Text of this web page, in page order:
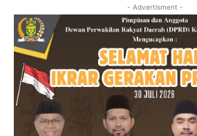
- Advertisment -